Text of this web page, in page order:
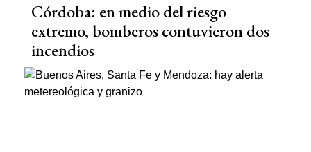
Córdoba: en medio del riesgo
extremo, bomberos contuvieron dos
incendios